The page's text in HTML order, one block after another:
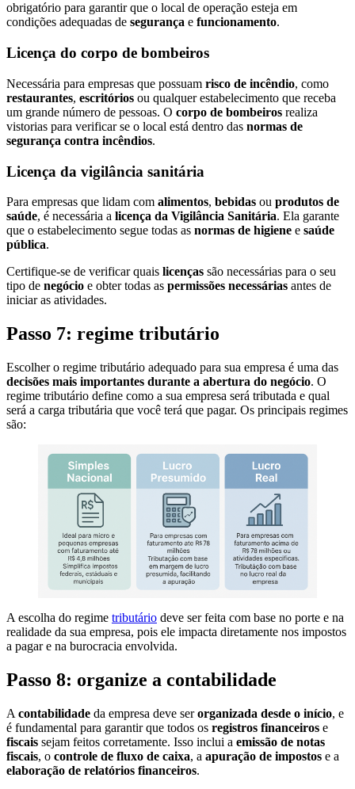
obrigatório para garantir que o local de operação esteja em
condições adequadas de segurança e funcionamento.
Licença do corpo de bombeiros
Necessária para empresas que possuam risco de incêndio, como
restaurantes, escritórios ou qualquer estabelecimento que receba
um grande número de pessoas. O corpo de bombeiros realiza
vistorias para verificar se o local está dentro das normas de
segurança contra incêndios.
Licença da vigilância sanitária
Para empresas que lidam com alimentos, bebidas ou produtos de
saúde, é necessária a licença da Vigilância Sanitária. Ela garante
que o estabelecimento segue todas as normas de higiene e saúde
pública.
Certifique-se de verificar quais licenças são necessárias para o seu
tipo de negócio e obter todas as permissões necessárias antes de
iniciar as atividades.
Passo 7: regime tributário
Escolher o regime tributário adequado para sua empresa é uma das
decisões mais importantes durante a abertura do negócio. O
regime tributário define como a sua empresa será tributada e qual
será a carga tributária que você terá que pagar. Os principais regimes
são:
A escolha do regime tributário deve ser feita com base no porte e na
realidade da sua empresa, pois ele impacta diretamente nos impostos
a pagar e na burocracia envolvida.
Passo 8: organize a contabilidade
A contabilidade da empresa deve serorganizada desde o início, e
é fundamental para garantir que todos os registros financeiros e
fiscais sejam feitos corretamente. Isso inclui a emissão de notas
fiscais, o controle de fluxo de caixa, a apuração de impostos e a
elaboração de relatórios financeiros.